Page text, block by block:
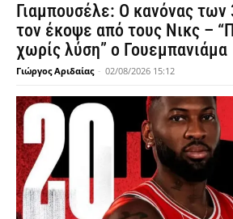
Γιαμπουσέλε: Ο κανόνας
τον έκοψε από τους Νικς –
χωρίς λύση” ο Γουεμπανιάμα
Γιώργος Αριδαίας - 02/08/2026 15:12